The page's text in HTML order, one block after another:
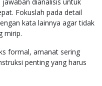
dianalisis untuk
Fokuslah pada detail
kata lainnya agar tidak
mirip.
formal, amanat sering
penting yang harus